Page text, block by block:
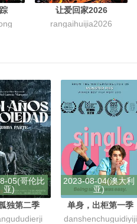
让爱回家2026
rangaihuijia2026
05(哥伦比
亚)
独第二季
2023-08-04(澳大利
亚)
单身，出柜第一季
danshenchuguidiyiji